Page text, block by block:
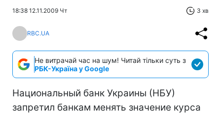
18:38 12.11.2009 Чт 3 хв
RBC.UA
Не витрачай час на шум! Читай тільки суть з
РБК-Україна у Google
Национальный банк Украины (НБУ)
запретил банкам менять значение курса